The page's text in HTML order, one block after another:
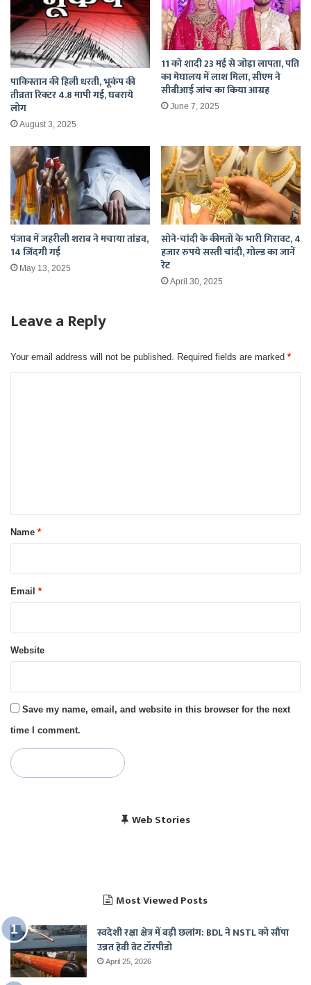
पाकिस्तान की हिली धरती, भूकंप की
तीव्रता रिक्टर 4.8 मापी गई, घबराये
लोग
August 3, 2025
11 को शादी 23 मई से जोड़ा लापता, पति
का मेघालय में लाश मिला, सीएम ने
सीबीआई जांच का किया आग्रह
June 7, 2025
पंजाब में जहरीली शराब ने मचाया तांडव,
14 जिंदगी गई
May 13, 2025
सोने-चांदी के कीमतों के भारी गिरावट, 4
हजार रुपये सस्‍ती चांदी, गोल्ड का जानें
रेट
April 30, 2025
Leave a Reply
Your email address will not be published. Required fields are marked *
*
Name *
Email *
Website
Save my name, email, and website in this browser for the next
time I comment.
Web Stories
विराट कोहली की सेंचुरी से
भारत बनाम पाकिस्तान, हेड
पाकिस्तान में बजा भारत का
चैंपियंस ट्रॉफी 2025 में
Most Viewed Posts
स्वदेशी रक्षा क्षेत्र में बड़ी छलांग: BDL ने NSTL को सौंपा
उन्नत हेवी वेट टॉरपीडो
April 25, 2026